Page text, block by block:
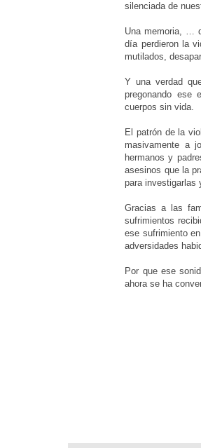
silenciada de
Una memoria, …
día perdieron la
mutilados,
Y una verdad
pregonando ese
cuerpos sin vida.
El patrón de la
masivamente a
hermanos y
asesinos que la
para investigarlas
Gracias a las
sufrimientos
ese sufrimiento
adversidades
Por que ese
ahora se ha